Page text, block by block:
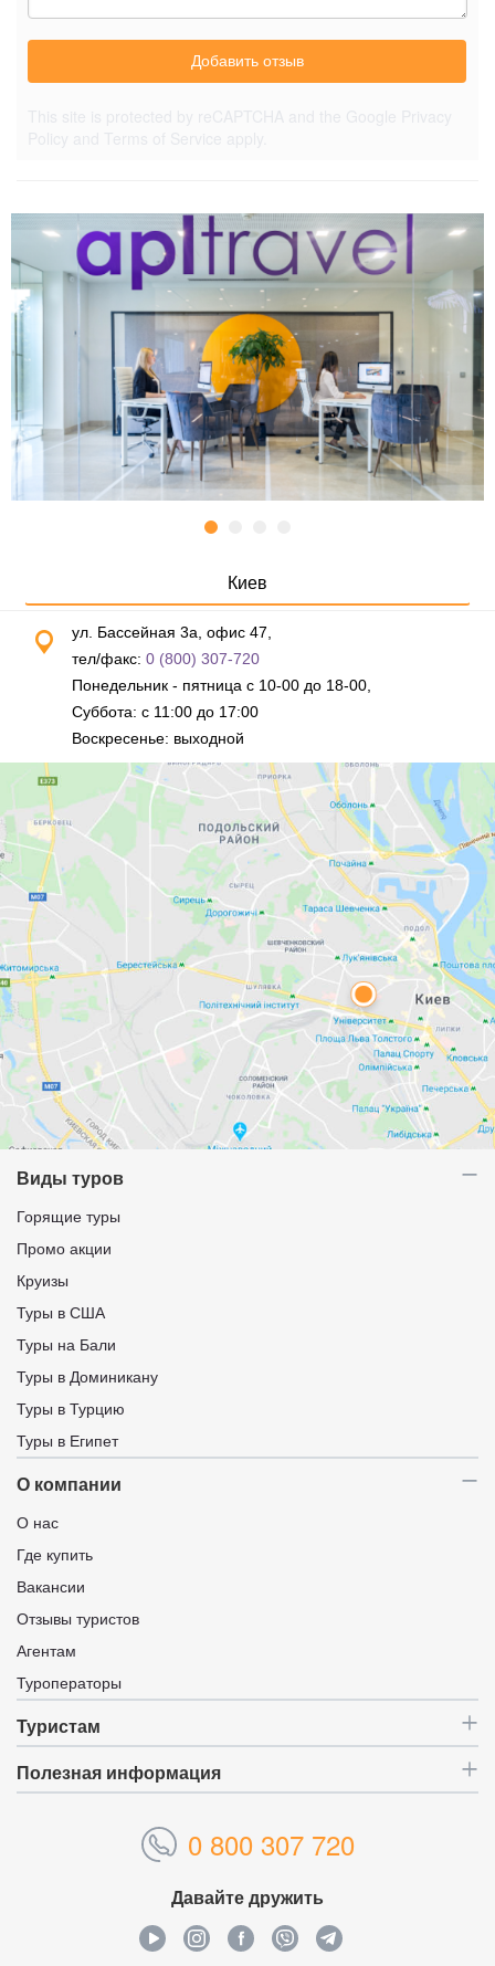
Добавить отзыв
Киев
ул. Бассейная 3а, офис 47,
тел/факс: 0 (800) 307-720
Понедельник - пятница с 10-00 до 18-00,
Суббота: с 11:00 до 17:00
Воскресенье: выходной
Виды туров
Горящие туры
Промо акции
Круизы
Туры в США
Туры на Бали
Туры в Доминикану
Туры в Турцию
Туры в Египет
О компании
О нас
Где купить
Вакансии
Отзывы туристов
Агентам
Туроператоры
Туристам
Полезная информация
0 800 307 720
Давайте дружить